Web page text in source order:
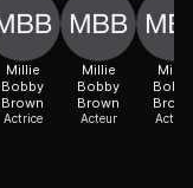
Millie
Bobby
Brown
Actrice
Millie
Bobby
Brown
Acteur
Millie
Actrice